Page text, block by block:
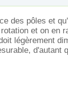
des pôles et
et on en
légèrement
d'autant